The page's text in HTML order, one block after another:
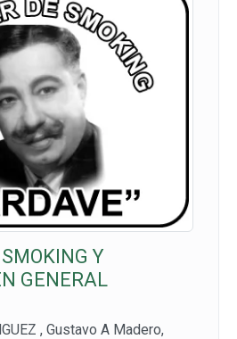
Y
GENERAL
, Gustavo A Madero,